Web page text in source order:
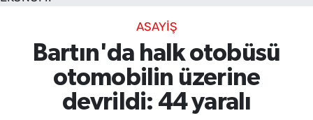
ASAYİŞ
Bartın'da halk otobüsü
otomobilin üzerine
devrildi: 44 yaralı